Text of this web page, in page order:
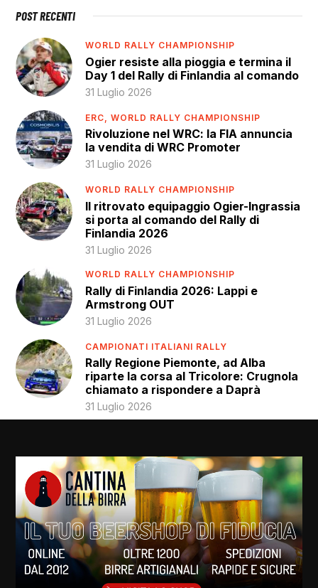
POST RECENTI
WORLD RALLY CHAMPIONSHIP
Ogier resiste alla pioggia e termina il
Day 1 del Rally di Finlandia al comando
31 Luglio 2026
ERC,WORLD RALLY CHAMPIONSHIP
Rivoluzione nel WRC: la FIA annuncia
la vendita di WRC Promoter
31 Luglio 2026
WORLD RALLY CHAMPIONSHIP
Il ritrovato equipaggio Ogier-Ingrassia
si porta al comando del Rally di
Finlandia 2026
31 Luglio 2026
WORLD RALLY CHAMPIONSHIP
Rally di Finlandia 2026: Lappi e
Armstrong OUT
31 Luglio 2026
CAMPIONATI ITALIANI RALLY
Rally Regione Piemonte, ad Alba
riparte la corsa al Tricolore: Crugnola
chiamato a rispondere a Daprà
31 Luglio 2026